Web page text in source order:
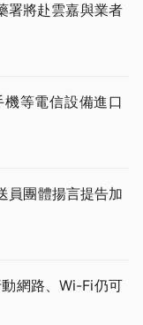
署將赴雲嘉與業者
等電信設備進口
員團體揚言提告加
網路、Wi-Fi仍可